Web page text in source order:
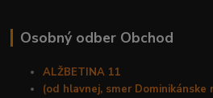
Osobný odber Obchod
ALŽBETINA 11
(od hlavnej, smer Dominikánske